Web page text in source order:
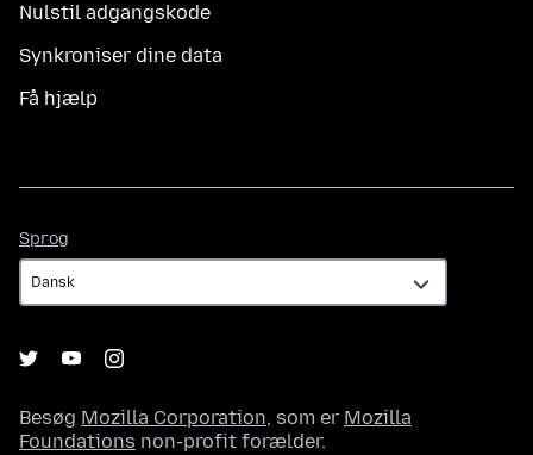
Nulstil adgangskode
Synkroniser dine data
Få hjælp
Sprog
Besøg Mozilla Corporation, som er Mozilla
Foundations non-profit forælder.